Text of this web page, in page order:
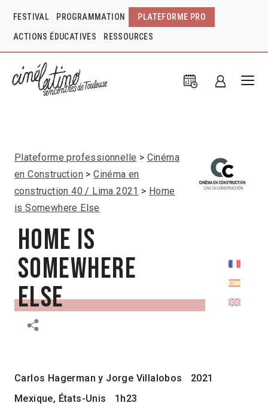
FESTIVAL PROGRAMMATION PLATEFORME PRO
ACTIONS ÉDUCATIVES RESSOURCES
Plateforme professionnelle
Cinéma
en Construction
Cinéma en
construction 40 / Lima 2021
Home
is Somewhere Else
Home is
Somewhere
Else
Carlos Hagerman y Jorge Villalobos
2021
Mexique, États-Unis
1h23